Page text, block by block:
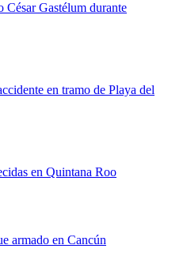
César Gastélum durante
en tramo de Playa del
en Quintana Roo
armado en Cancún